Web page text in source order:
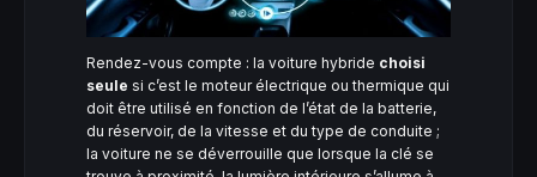
Rendez-vous compte : la voiture hybride choisi
seule si c’est le moteur électrique ou thermique qui
doit être utilisé en fonction de l’état de la batterie,
du réservoir, de la vitesse et du type de conduite ;
la voiture ne se déverrouille que lorsque la clé se